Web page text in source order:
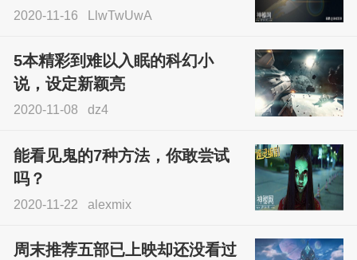
2020-11-16 LlwTwUwA
5本精彩到难以入眠的科幻小
说，设定新颖亮
2020-11-08 dz4
能看见鬼的7种方法，你敢尝试
吗？
2020-11-22 alexmix
周末推荐五部已上映却还没看过